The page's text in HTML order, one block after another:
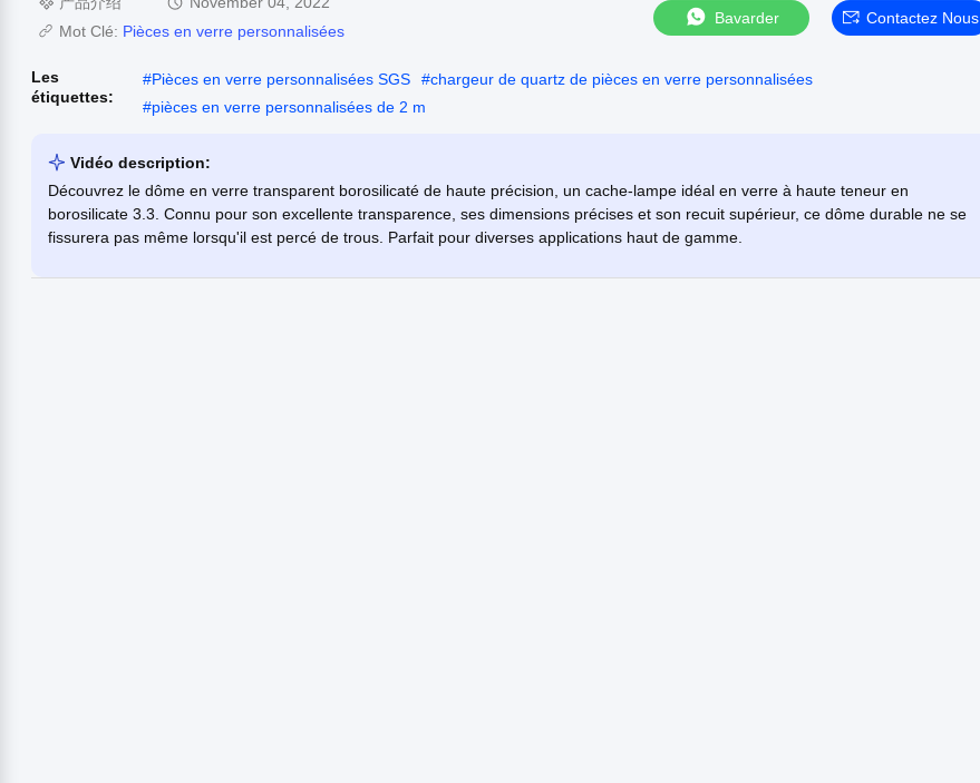
Mot Clé: Pièces en verre personnalisées
Bavarder Contactez Nous
Les
étiquettes:
#Pièces en verre personnalisées SGS #chargeur de quartz de pièces en verre personnalisées
#pièces en verre personnalisées de 2 m
Vidéo description:
Découvrez le dôme en verre transparent borosilicaté de haute précision, un cache-lampe idéal en verre à haute teneur en
borosilicate 3.3. Connu pour son excellente transparence, ses dimensions précises et son recuit supérieur, ce dôme durable ne se
fissurera pas même lorsqu'il est percé de trous. Parfait pour diverses applications haut de gamme.